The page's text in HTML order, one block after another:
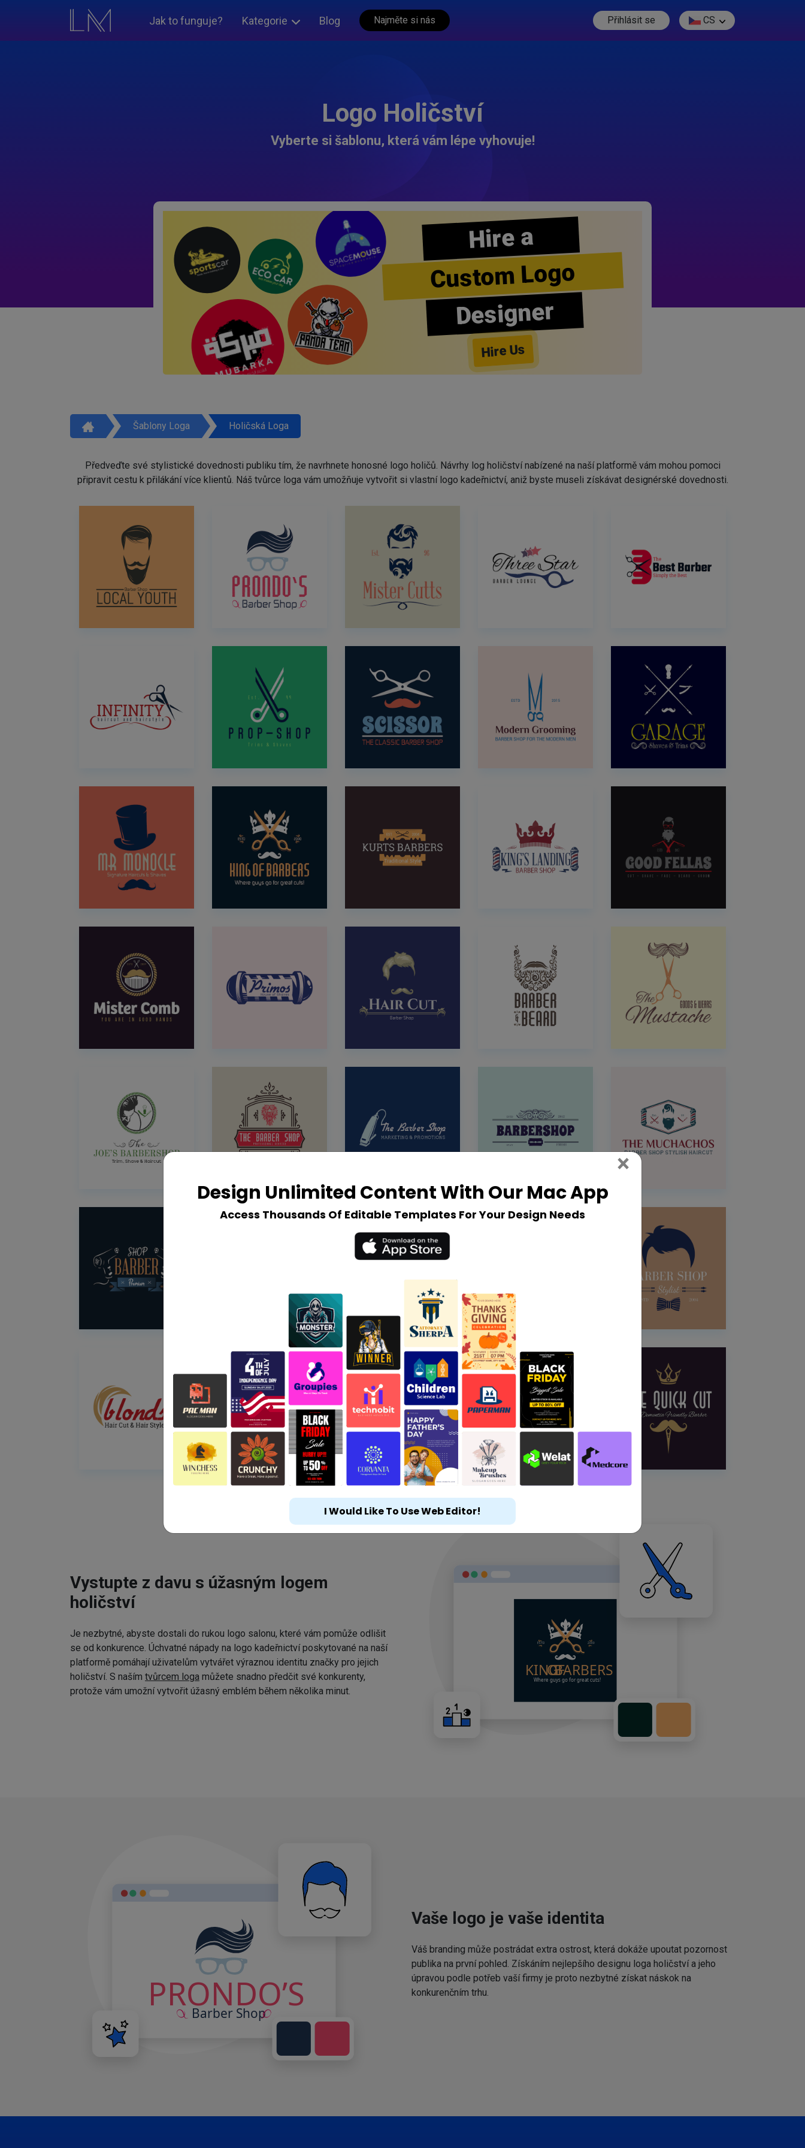
Jak to funguje? Kategorie Blog Najměte si nás Přihlásit se CS
Logo Holičství
Vyberte si šablonu, která vám lépe vyhovuje!
Hire a
Custom Logo
Designer
Hire Us
Šablony Loga Holičská Loga
Předveďte své stylistické dovednosti publiku tím, že navrhnete honosné logo holičů. Návrhy log holičství nabízené na naší platformě vám mohou pomoci
připravit cestu k přilákání více klientů. Náš tvůrce loga vám umožňuje vytvořit si vlastní logo kadeřnictví, aniž byste museli získávat designérské dovednosti.
Vystupte z davu s úžasným logem
holičství
Je nezbytné, abyste dostali do rukou logo salonu, které vám pomůže odlišit
se od konkurence. Úchvatné nápady na logo kadeřnictví poskytované na naší
platformě pomáhají uživatelům vytvářet výraznou identitu značky pro jejich
holičství. S naším tvůrcem loga můžete snadno předčit své konkurenty,
protože vám umožní vytvořit úžasný emblém během několika minut.
Vaše logo je vaše identita
Váš branding může postrádat extra ostrost, která dokáže upoutat pozornost
publika na první pohled. Získáním nejlepšího designu loga holičství a jeho
úpravou podle potřeb vaší firmy je proto nezbytné získat náskok na
konkurenčním trhu.
Design Unlimited Content With Our Mac App
Access Thousands Of Editable Templates For Your Design Needs
× Close
I Would Like To Use Web Editor!